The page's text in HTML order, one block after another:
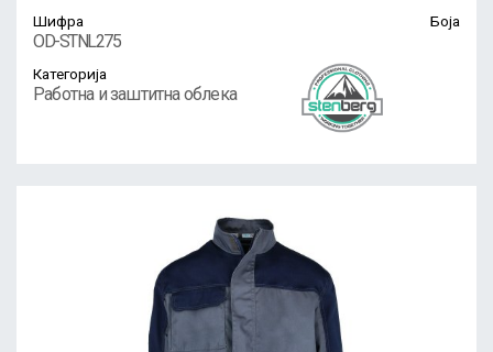
Шифра
OD-STNL275
Боја
Категорија
Работна и заштитна облека